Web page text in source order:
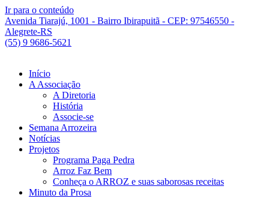
Ir para o conteúdo
Avenida Tiarajú, 1001 - Bairro Ibirapuitã - CEP: 97546550 -
Alegrete-RS
(55) 9 9686-5621
Início
A Associação
A Diretoria
História
Associe-se
Semana Arrozeira
Notícias
Projetos
Programa Paga Pedra
Arroz Faz Bem
Conheça o ARROZ e suas saborosas receitas
Minuto da Prosa